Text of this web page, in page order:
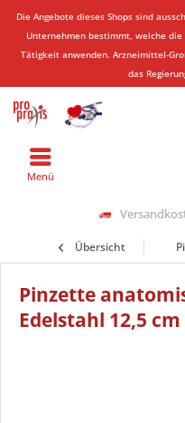
Die Angebote dieses Shops sind
Unternehmen bestimmt, welche
Tätigkeit anwenden. Arzneimittel-
das
Menü
Übersicht
Pinzette
Edelstahl 12,5 cm